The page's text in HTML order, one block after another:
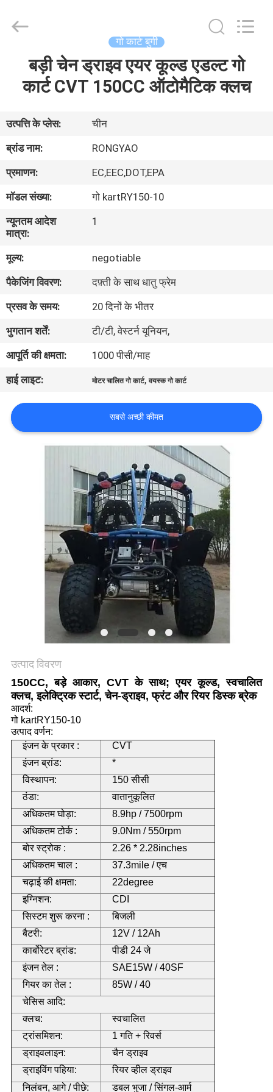
हमारे
बारे
कारखाना
गुणवत्ता
नियंत्रण
संपर्क
करें
एक
उद्धरण
साइटमैप
गोपनीयता
Vehicle
Co.,Ltd.
गो कार्ट बुगी
बड़ी चेन ड्राइव एयर कूल्ड एडल्ट गो
कार्ट CVT 150CC ऑटोमैटिक क्लच
उत्पत्ति के प्लेस:
चीन
ब्रांड नाम:
RONGYAO
प्रमाणन:
EC,EEC,DOT,EPA
मॉडल संख्या:
गो kartRY150-10
न्यूनतम आदेश
मात्रा:
1
मूल्य:
negotiable
पैकेजिंग विवरण:
दफ़्ती के साथ धातु फ्रेम
प्रसव के समय:
20 दिनों के भीतर
भुगतान शर्तें:
टी/टी, वेस्टर्न यूनियन,
आपूर्ति की क्षमता:
1000 पीसी/माह
हाई लाइट:
मोटर चालित गो कार्ट,वयस्क गो कार्ट
सबसे अच्छी कीमत
उत्पाद विवरण
150CC, बड़े आकार, CVT के साथ; एयर कूल्ड, स्वचालित
क्लच, इलेक्ट्रिक स्टार्ट, चेन-ड्राइव, फ्रंट और रियर डिस्क ब्रेक
आदर्श:
गो kartRY150-10
उत्पाद वर्णन:
इंजन के प्रकार :
CVT
इंजन ब्रांड:
*
विस्थापन:
150 सीसी
ठंडा:
वातानुकूलित
अधिकतम घोड़ा:
8.9hp / 7500rpm
अधिकतम टोर्क :
9.0Nm / 550rpm
बोर स्ट्रोक :
2.26 * 2.28inches
अधिकतम चाल :
37.3mile / एच
चढ़ाई की क्षमता:
22degree
इग्निशन:
CDI
सिस्टम शुरू करना :
बिजली
बैटरी:
12V / 12Ah
कार्बोरेटर ब्रांड:
पीडी 24 जे
इंजन तेल :
SAE15W / 40SF
गियर का तेल :
85W / 40
चेसिस आदि:
क्लच:
स्वचालित
ट्रांसमिशन:
1 गति + रिवर्स
ड्राइवलाइन:
चैन ड्राइव
ड्राइविंग पहिया:
रियर व्हील ड्राइव
निलंबन, आगे / पीछे:
डबल भुजा / सिंगल-आर्म